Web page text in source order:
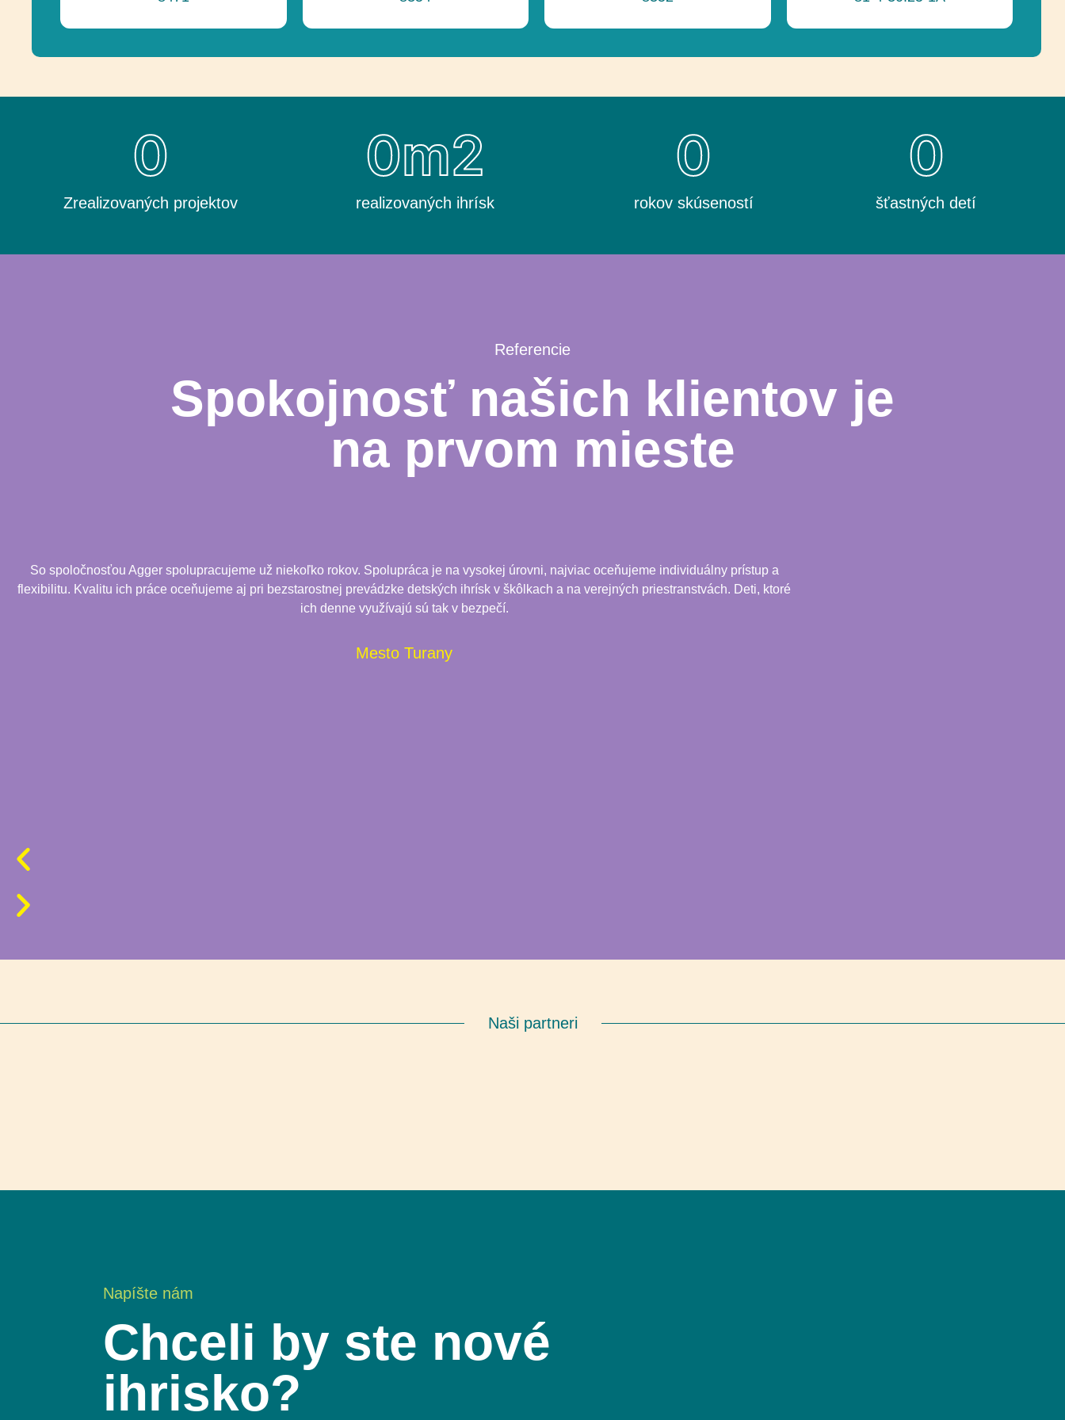
Zrealizovaných projektov
0
realizovaných ihrísk
0m2
rokov skúseností
0
šťastných detí
0
Referencie
Spokojnosť našich klientov je
na prvom mieste
So spoločnosťou Agger spolupracujeme už niekoľko rokov. Spolupráca je na vysokej úrovni, najviac oceňujeme individuálny prístup a
flexibilitu. Kvalitu ich práce oceňujeme aj pri bezstarostnej prevádzke detských ihrísk v škôlkach a na verejných priestranstvách. Deti, ktoré
ich denne využívajú sú tak v bezpečí.
Mesto Turany
Naši partneri
Napíšte nám
Chceli by ste nové
ihrisko?